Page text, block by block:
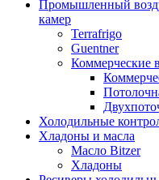
Промышленный
камер
Terrafrigo
Guentner
Коммерческие
Холодильные
Хладоны и масла
Масло Bitzer
Хладоны